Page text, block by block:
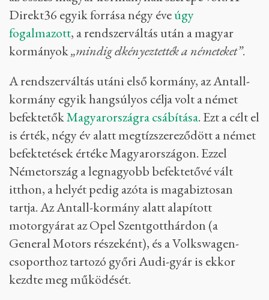
Direkt36 egyik forrása négy éveúgy
fogalmazott, a rendszerváltás után a magyar
kormányok„mindig elkényeztették a németeket”.
A rendszerváltás utáni első kormány, az Antall-
kormány egyik hangsúlyos célja volt a német
befektetőkMagyarországra csábítása. Ezt a célt el
is érték, négy év alatt megtízszereződött a német
befektetések értéke Magyarországon. Ezzel
Németország a legnagyobb befektetővé vált
itthon, a helyét pedig azóta is magabiztosan
tartja. Az Antall-kormány alatt alapított
motorgyárat az Opel Szentgotthárdon (a
General Motors részeként), és a Volkswagen-
csoporthoz tartozó győri Audi-gyár is ekkor
kezdte meg működését.